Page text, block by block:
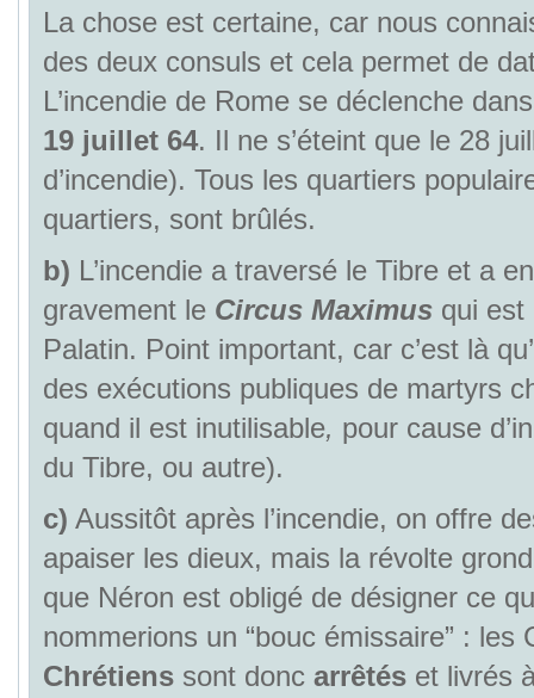
La chose est certaine, car nous
des deux consuls et cela permet de
L’incendie de Rome se déclenche
19 juillet 64. Il ne s’éteint que le 28
d’incendie). Tous les quartiers
quartiers, sont brûlés.
b) L’incendie a traversé le Tibre et a
gravement le Circus Maximusqui est
Palatin. Point important, car c’est là
des exécutions publiques de martyrs
quand il est inutilisable, pour cause
du Tibre, ou autre).
c) Aussitôt après l’incendie, on offre
apaiser les dieux, mais la révolte
que Néron est obligé de désigner ce
nommerions un “bouc émissaire” : les
Chrétienssont donc arrêtéset livrés